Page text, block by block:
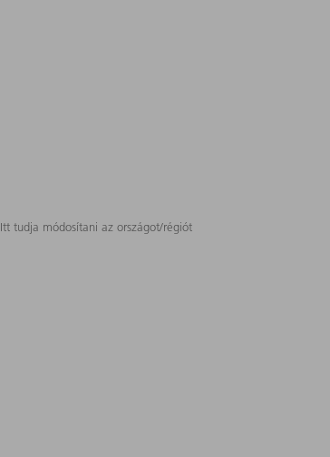
Itt tudja módosítani az országot/régiót